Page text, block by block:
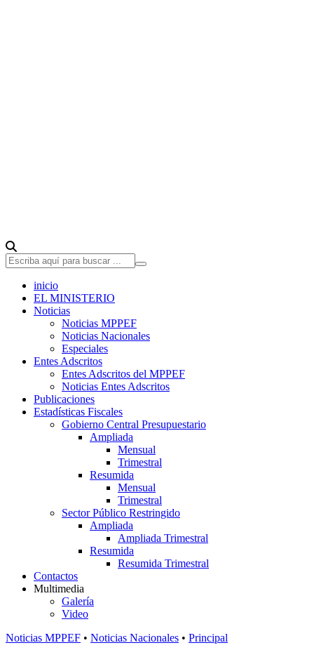
inicio
EL MINISTERIO
Noticias
Noticias MPPEF
Noticias Nacionales
Especiales
Entes Adscritos
Entes Adscritos del MPPEF
Noticias Entes Adscritos
Publicaciones
Estadísticas Fiscales
Gobierno Central Presupuestario
Ampliada
Mensual
Trimestral
Resumida
Mensual
Trimestral
Sector Público Restringido
Ampliada
Ampliada Trimestral
Resumida
Resumida Trimestral
Contactos
Multimedia
Galería
Video
Noticias MPPEF • Noticias Nacionales • Principal